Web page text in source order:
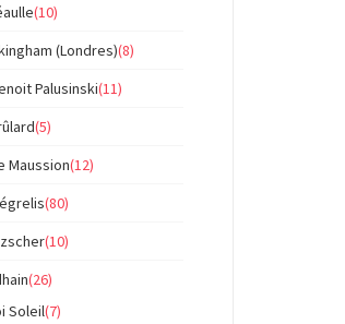
(10)
(Londres)(8)
Palusinski(11)
(5)
Maussion(12)
(80)
(10)
(26)
Soleil(7)